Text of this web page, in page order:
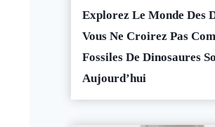
Explorez Le Monde Des
Vous Ne Croirez Pas
Fossiles De Dinosaures
Aujourd’hui